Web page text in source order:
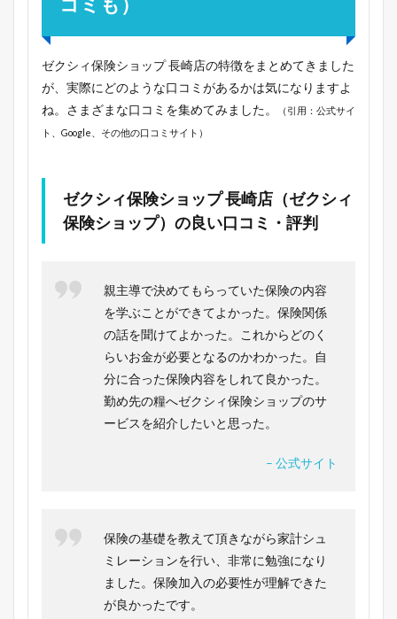
ゼクシィ保険ショップ 長崎店の特徴をまとめてきました
が、実際にどのような口コミがあるかは気になりますよ
ね。さまざまな口コミを集めてみました。
（引用：公式サイ
ト、Google、その他の口コミサイト）
ゼクシィ保険ショップ 長崎店（ゼクシィ
保険ショップ）の良い口コミ・評判
親主導で決めてもらっていた保険の内容
を学ぶことができてよかった。保険関係
の話を聞けてよかった。これからどのく
らいお金が必要となるのかわかった。自
分に合った保険内容をしれて良かった。
勤め先の糧へゼクシィ保険ショップのサ
ービスを紹介したいと思った。
– 公式サイト
保険の基礎を教えて頂きながら家計シュ
ミレーションを行い、非常に勉強になり
ました。保険加入の必要性が理解できた
が良かったです。